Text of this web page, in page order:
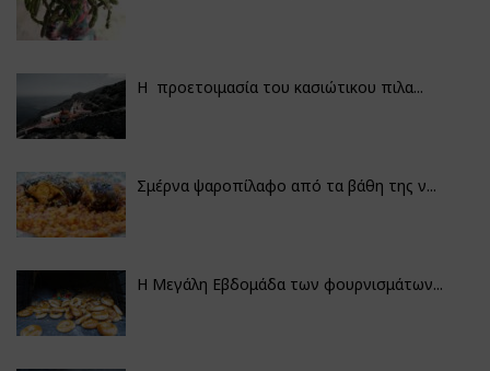
Η προετοιμασία του κασιώτικου πιλα...
Σμέρνα ψαροπίλαφο από τα βάθη της ν...
Η Μεγάλη Εβδομάδα των φουρνισμάτων...